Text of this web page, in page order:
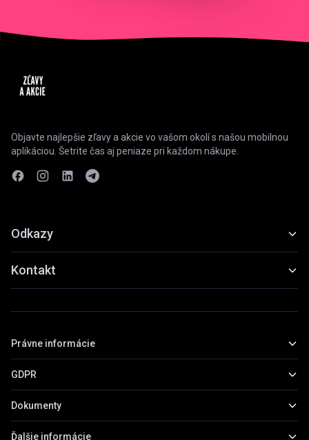
Objavte najlepšie zľavy a akcie vo vašom okolí s našou mobilnou
aplikáciou. Šetrite čas aj peniaze pri každom nákupe.
Odkazy
Funkcie
Ukážky
Stiahnuť
Kontakt
Praha, Česká republika
Právne informácie
Základné informácie
Zásady ochrany osobných údajov
GDPR
Všeobecné informácie
Dokumenty
Prehľad dokumentov
Ďalšie informácie